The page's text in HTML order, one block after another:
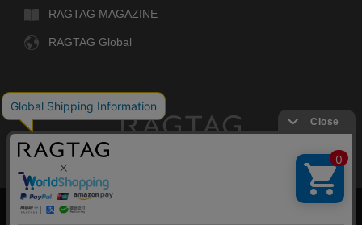
RAGTAG MAGAZINE
RAGTAG Global
デザイナーズブランドのユーズド・セレクトショップ